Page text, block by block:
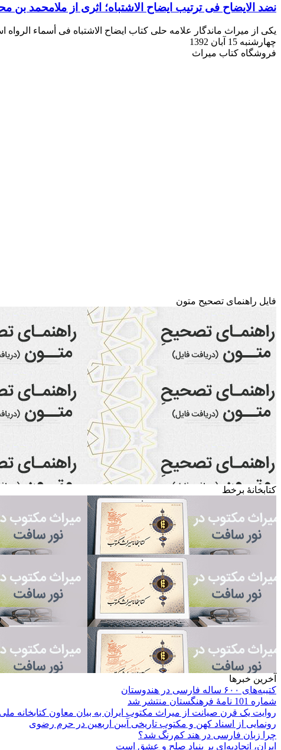
نضد الایضاح فی ترتیب ایضاح الاشتباه؛ اثری از ملامحمد
یکی از میراث ماندگار علامه حلی کتاب ایضاح الاشتباه فی أسماء الرواه
چهارشنبه 15 آبان 1392
فروشگاه کتاب میراث
فایل راهنمای تصحیح متون
کتابخانۀ برخط
آخرین خبرها
کتیبه‌های ۶۰۰ ساله فارسی در هندوستان
شماره 101 نامۀ فرهنگستان منتشر شد
روایت یک قرن صیانت از میراث مکتوب ایران به بیان معاون کتابخانه ملی
رونمایی از اسناد کهن و مکتوب تاریخی آیین اربعین در حرم رضوی
چرا زبان فارسی در هند کم‌رنگ شد؟
ایران، اتحادیه‌ای بر بنیاد صلح و عشق است